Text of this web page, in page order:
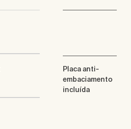
Placa anti-
embaciamento
incluída